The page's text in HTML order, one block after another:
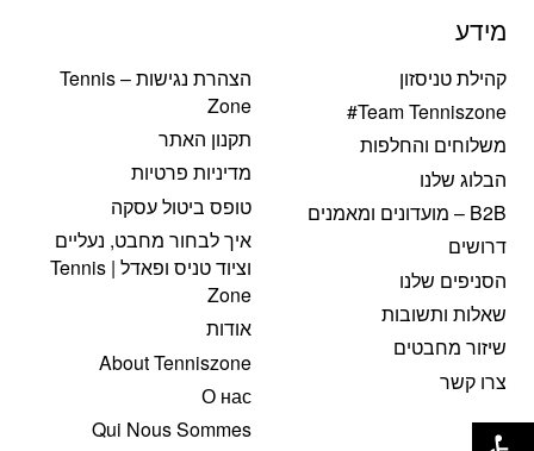
מידע
קהילת טניסזון
Team Tenniszone#
משלוחים והחלפות
הבלוג שלנו
B2B – מועדונים ומאמנים
דרושים
הסניפים שלנו
שאלות ותשובות
שיזור מחבטים
צרו קשר
הצהרת נגישות – Tennis
Zone
תקנון האתר
מדיניות פרטיות
טופס ביטול עסקה
איך לבחור מחבט, נעליים
וציוד טניס ופאדל | Tennis
Zone
אודות
About Tenniszone
О нас
Qui Nous Sommesפתח סרגל נגישות